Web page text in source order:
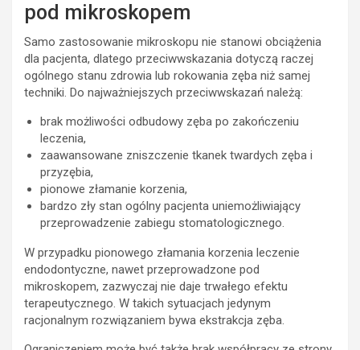
pod mikroskopem
Samo zastosowanie mikroskopu nie stanowi obciążenia
dla pacjenta, dlatego przeciwwskazania dotyczą raczej
ogólnego stanu zdrowia lub rokowania zęba niż samej
techniki. Do najważniejszych przeciwwskazań należą:
brak możliwości odbudowy zęba po zakończeniu
leczenia,
zaawansowane zniszczenie tkanek twardych zęba i
przyzębia,
pionowe złamanie korzenia,
bardzo zły stan ogólny pacjenta uniemożliwiający
przeprowadzenie zabiegu stomatologicznego.
W przypadku pionowego złamania korzenia leczenie
endodontyczne, nawet przeprowadzone pod
mikroskopem, zazwyczaj nie daje trwałego efektu
terapeutycznego. W takich sytuacjach jedynym
racjonalnym rozwiązaniem bywa ekstrakcja zęba.